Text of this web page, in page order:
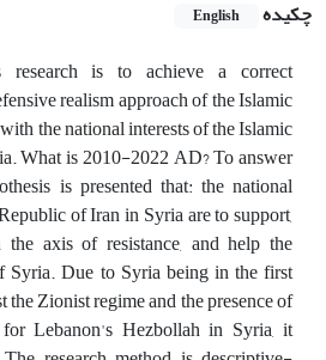
چکیده
English
is to achieve a correct
realism approach of the Islamic
the national interests of the Islamic
What is 2010-2022 AD? To answer
is presented that: the national
of Iran in Syria are to support,
the axis of resistance, and help the
Syria. Due to Syria being in the first
the Zionist regime and the presence of
Lebanon's Hezbollah in Syria, it